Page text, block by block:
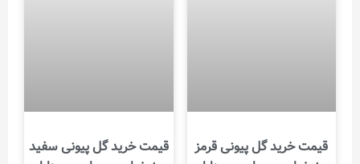
قیمت خرید گل پیونی قرمز
قیمت خرید گل پیونی سفید